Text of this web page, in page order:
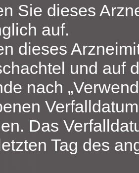
Sie dieses
auf.
dieses
und auf
nach
Das
Tag des